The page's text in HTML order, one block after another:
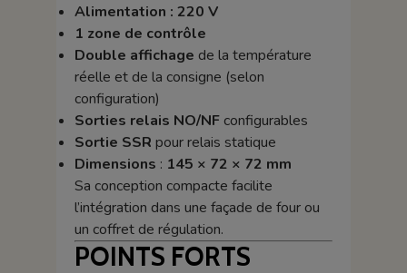
Alimentation : 220 V
1 zone de contrôle
Double affichage de la température
réelle et de la consigne (selon
configuration)
Sorties relais NO/NFconfigurables
Sortie SSR pour relais statique
Dimensions : 145 × 72 × 72 mm
Sa conception compacte facilite
l’intégration dans une façade de four ou
un coffret de régulation.
POINTS FORTS